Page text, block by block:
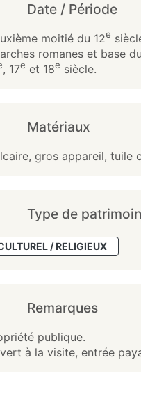
Date / Période
moitié du 12e
romanes et base
, 17e et 18e siècle.
Matériaux
gros appareil, tuile
Type de
/ RELIGIEUX
Remarques
publique.
à la visite, entrée